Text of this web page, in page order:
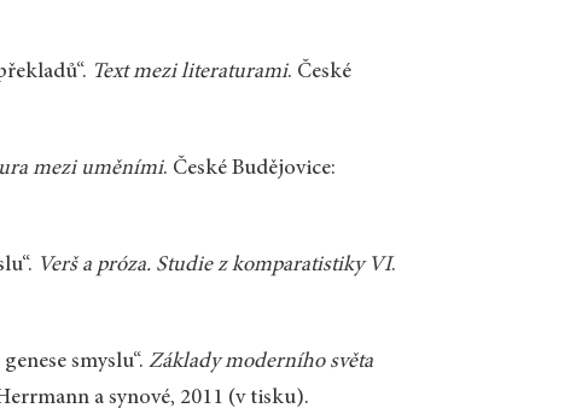
Text mezi literaturami. České
mezi uměními. České Budějovice:
Verš a próza. Studie z komparatistiky VI.
smyslu“.Základy moderního světa
a synové, 2011 (v tisku).